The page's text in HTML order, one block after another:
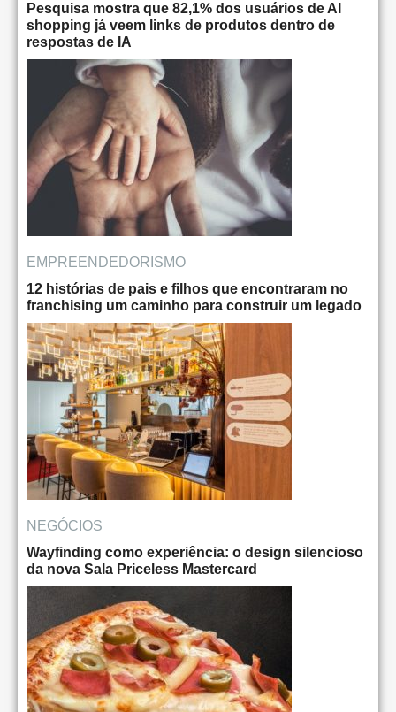
Pesquisa mostra que 82,1% dos usuários de AI
shopping já veem links de produtos dentro de
respostas de IA
EMPREENDEDORISMO
12 histórias de pais e filhos que encontraram no
franchising um caminho para construir um legado
NEGÓCIOS
Wayfinding como experiência: o design silencioso
da nova Sala Priceless Mastercard